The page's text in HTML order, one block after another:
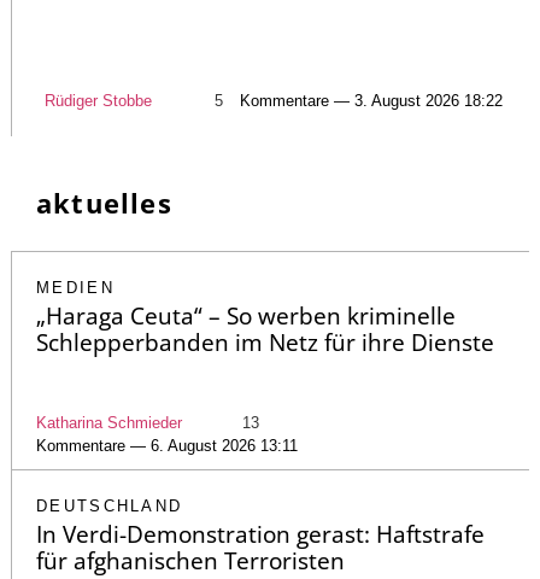
Rüdiger Stobbe 5 Kommentare — 3. August 2026 18:22
aktuelles
MEDIEN
„Haraga Ceuta“ – So werben kriminelle
Schlepperbanden im Netz für ihre Dienste
Katharina Schmieder
13
Kommentare — 6. August 2026 13:11
DEUTSCHLAND
In Verdi-Demonstration gerast: Haftstrafe
für afghanischen Terroristen